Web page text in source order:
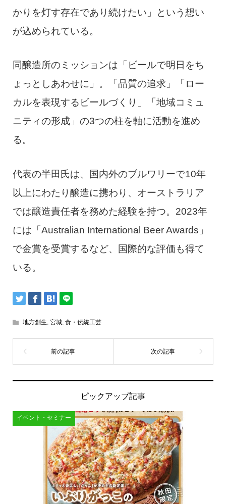
かりを灯す存在であり続けたい」という想い
が込められている。
同醸造所のミッションは「ビールで明日をち
ょっとしあわせに」。「品質の追求」「ロー
カルを表現するビールづくり」「地域コミュ
ニティの形成」の3つの柱を軸に活動を進め
る。
代表の半田氏は、国内外のブルワリーで10年
以上にわたり醸造に携わり、オーストラリア
では醸造責任者を務めた経験を持つ。2023年
には「Australian International Beer Awards」
で金賞を受賞するなど、国際的な評価も得て
いる。
地方創生, 宮城, 食・伝統工芸
ピックアップ記事
イベント・セミナー